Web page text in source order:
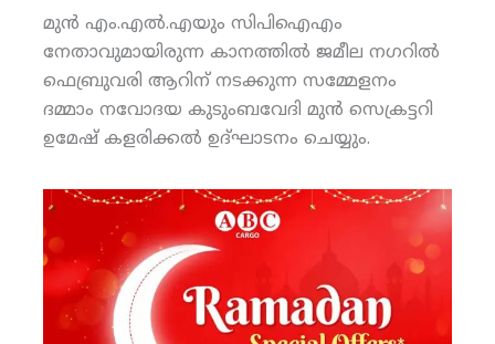
മുന്‍ എം.എല്‍.എയും സിപിഐഎം
നേതാവുമായിരുന്ന കാനത്തില്‍ ജമീല നഗറില്‍
ഫെബ്രുവരി ആറിന് നടക്കുന്ന സമ്മേളനം
ദമ്മാം നവോദയ കുടുംബവേദി മുന്‍ സെക്രട്ടറി
ഉമേഷ് കളരിക്കല്‍ ഉദ്ഘാടനം ചെയ്യും.